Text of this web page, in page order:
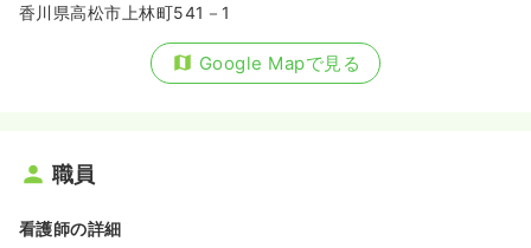
香川県高松市上林町541－1
Google Mapで見る
職員
看護師の詳細